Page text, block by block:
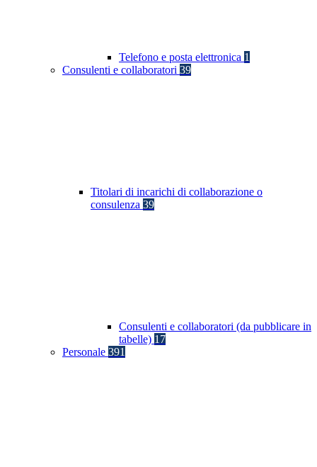
Telefono e posta elettronica 1
Consulenti e collaboratori 39
Titolari di incarichi di collaborazione o
consulenza 39
Consulenti e collaboratori (da pubblicare in
tabelle) 17
Personale 391